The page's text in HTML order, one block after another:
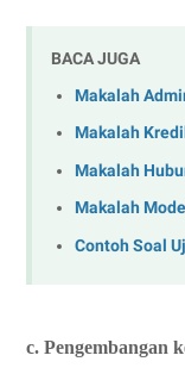
BACA JUGA
Makalah
Makalah
Makalah
Makalah
Contoh Soal
c. Pengembangan